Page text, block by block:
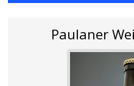
Paulaner